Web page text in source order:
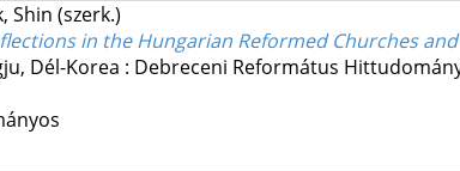
Shin (szerk.)
in the Hungarian Reformed Churches
Dél-Korea : Debreceni Református